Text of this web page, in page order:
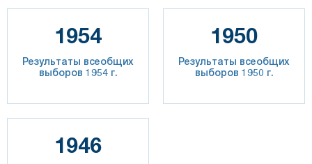
1954
Результаты всеобщих
выборов 1954 г.
1950
Результаты всеобщих
выборов 1950 г.
1946